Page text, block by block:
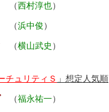
（西村淳也）
（浜中俊）
（横山武史 ）
チュリティＳ 」想定人気順
（福永祐一）